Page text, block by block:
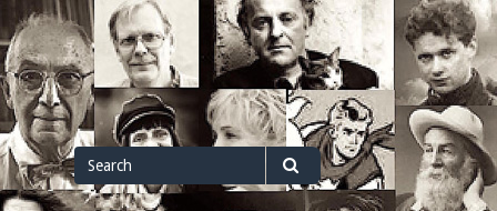
Skip
to
content
Search
for
Search